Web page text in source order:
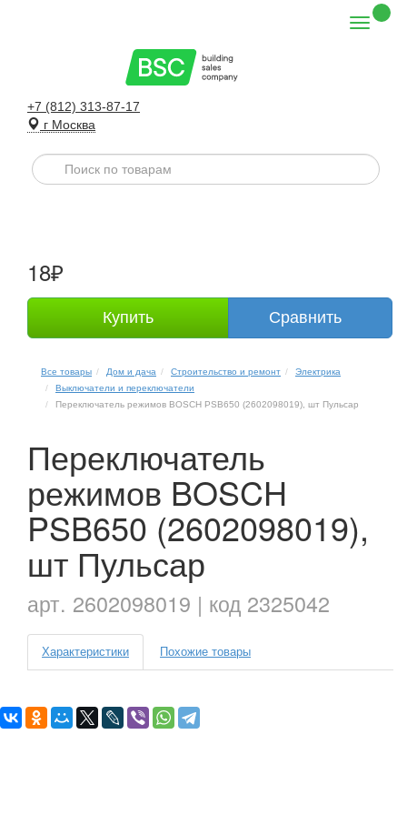
+7 (812) 313-87-17
г Москва
18₽
Купить Сравнить
Все товары Дом и дача Строительство и ремонт
Электрика
Выключатели и переключатели
Переключатель режимов BOSCH PSB650 (2602098019), шт Пульсар
Переключатель
режимов BOSCH
PSB650 (2602098019),
шт Пульсар
арт. 2602098019 | код 2325042
Характеристики Похожие товары